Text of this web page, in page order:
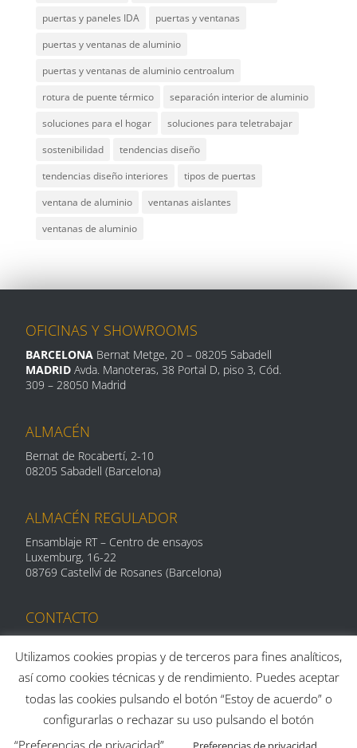
puertas y paneles IDA
puertas y ventanas
puertas y ventanas de aluminio
puertas y ventanas de aluminio centroalum
rotura de puente térmico
separación interior de aluminio
soluciones para el hogar
soluciones para teletrabajar
sostenibilidad
tendencias diseño
tendencias diseño interiores
tipos de puertas
ventana de aluminio
ventanas aislantes
ventanas de aluminio
OFICINAS Y SHOWROOMS
BARCELONA Bernat Metge, 20– 08205 Sabadell
MADRID Avda. Manoteras, 38 Portal D, piso 3, Cód.
309 – 28050 Madrid
ALMACÉN
Bernat de Rocabertí, 2-10
08205 Sabadell (Barcelona)
ALMACÉN REGULADOR
Ensamblaje RT – Centro de ensayos
Luxemburg, 16-22
08769 Castellví de Rosanes (Barcelona)
CONTACTO
Telf: 93 712 29 11
centroalum@centroalum.com
Utilizamos cookies propias y de terceros para fines analíticos,
así como cookies técnicas y de rendimiento. Puedes aceptar
todas las cookies pulsando el botón “Estoy de acuerdo” o
configurarlas o rechazar su uso pulsando el botón
“Preferencias de privacidad”